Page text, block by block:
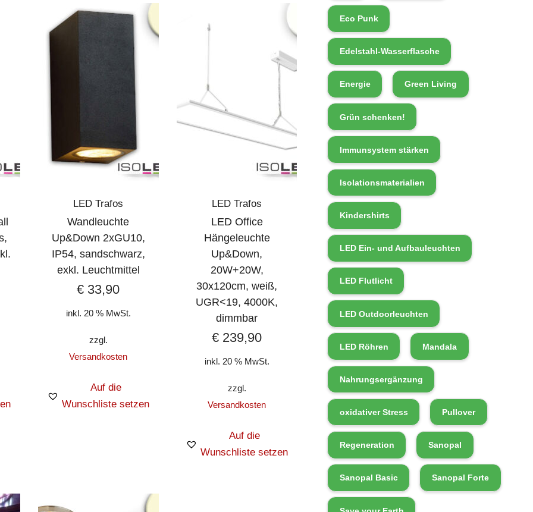
LED Trafos
Wandleuchte
Up&Down 2xGU10,
IP54, sandschwarz,
exkl. Leuchtmittel
€ 33,90
inkl. 20 % MwSt.
zzgl.
Versandkosten
Auf die
Wunschliste setzen
LED Trafos
LED Office
Hängeleuchte
Up&Down,
20W+20W,
30x120cm, weiß,
UGR<19, 4000K,
dimmbar
€ 239,90
inkl. 20 % MwSt.
zzgl.
Versandkosten
Auf die
Wunschliste setzen
Eco Punk
Edelstahl-Wasserflasche
Energie Green Living
Grün schenken!
Immunsystem stärken
Isolationsmaterialien
Kindershirts
LED Ein- und Aufbauleuchten
LED Flutlicht
LED Outdoorleuchten
LED Röhren Mandala
Nahrungsergänzung
oxidativer Stress Pullover
Regeneration Sanopal
Sanopal Basic Sanopal Forte